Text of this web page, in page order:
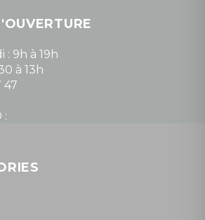
: 9h à 19h
à 13h
47
:
10h à 13h / 14h à 19h
à 12h30
en Juillet et Août